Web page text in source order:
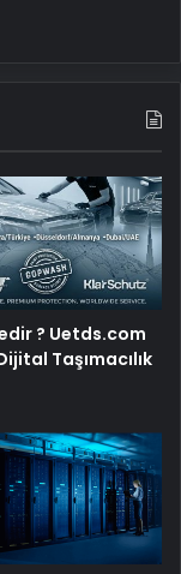
? Uetds.com
Taşımacılık